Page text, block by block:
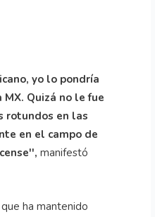
yo lo pondría
Quizá no le fue
rotundos en las
en el campo de
manifestó
ha mantenido